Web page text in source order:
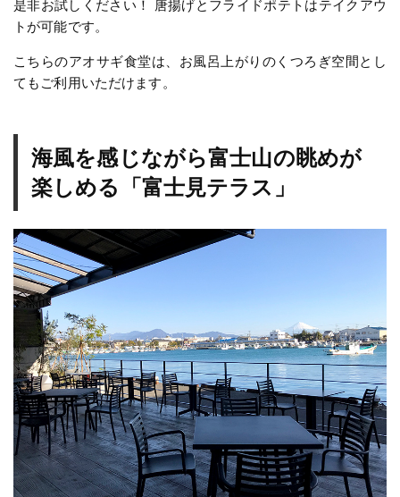
是非お試しください！ 唐揚げとフライドポテトはテイクアウ
トが可能です。
こちらのアオサギ食堂は、お風呂上がりのくつろぎ空間とし
てもご利用いただけます。
海風を感じながら富士山の眺めが
楽しめる「富士見テラス」